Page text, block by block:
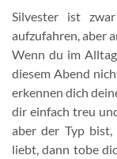
Silvester ist
aufzufahren, aber
Wenn du im
diesem Abend
erkennen dich
dir einfach treu
aber der Typ
liebt, dann tobe